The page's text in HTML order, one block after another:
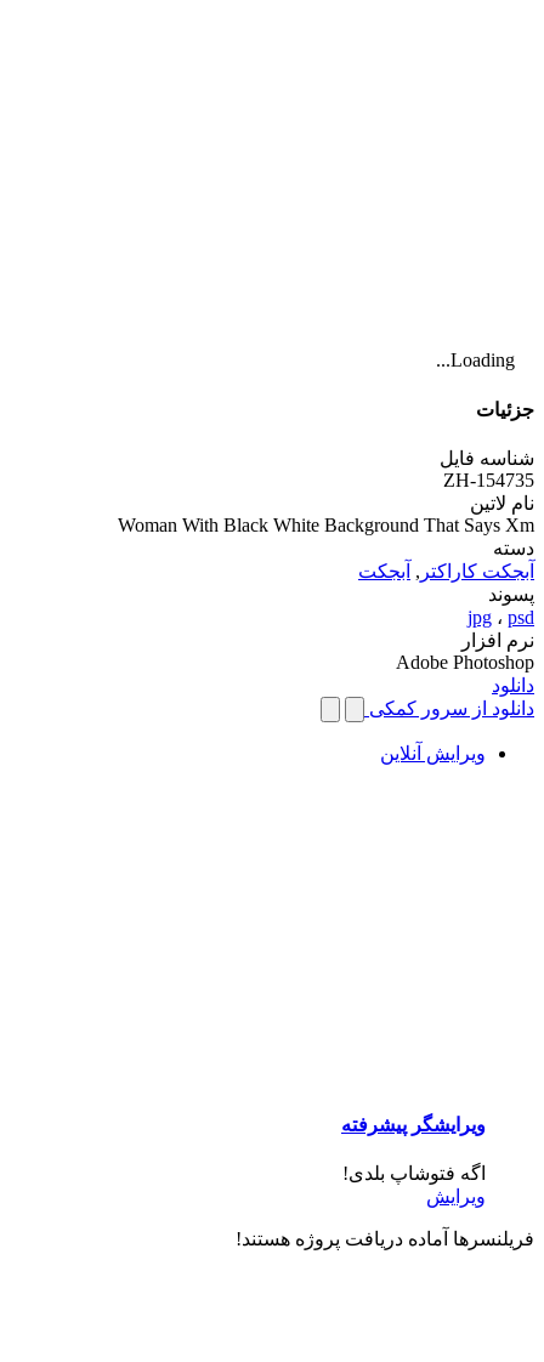
Loading...
جزئیات
شناسه فایل
ZH-154735
نام لاتین
Woman With Black White Background That Says Xm
دسته
آبجکت کاراکتر , آبجکت
پسوند
jpg ، psd
نرم افزار
Adobe Photoshop
دانلود
دانلود از سرور کمکی
ویرایش آنلاین
ویرایشگر پیشرفته
اگه فتوشاپ بلدی!
ویرایش
فریلنسرها آماده دریافت پروژه هستند!